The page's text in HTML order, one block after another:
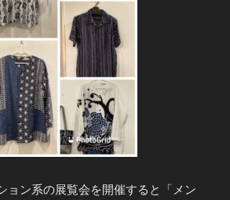
ョン系の展覧会を開催すると「メン